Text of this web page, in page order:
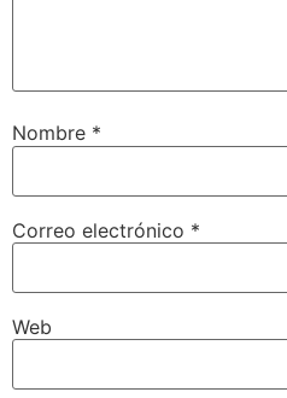
Nombre *
Correo electrónico *
Web